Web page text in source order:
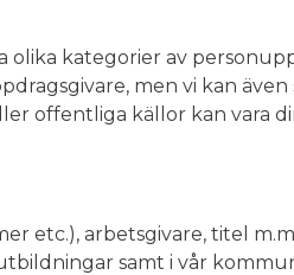
olika kategorier av
men vi kan även
offentliga källor kan vara
etc.), arbetsgivare, titel
samt i vår